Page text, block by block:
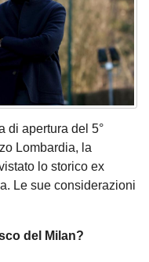
di apertura del 5°
Lombardia, la
lo storico ex
Le sue considerazioni
del Milan?